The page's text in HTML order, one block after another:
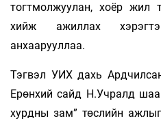
тогтмолжуулан, хоёр жил
хийж ажиллах
анхаарууллаа.
Тэгвэл УИХ дахь
Ерөнхий сайд Н.Учралд
хурдны зам” төслийн